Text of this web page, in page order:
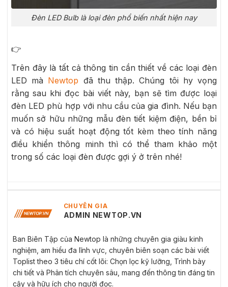
Đèn LED Bulb là loại đèn phổ biến nhất hiện nay
👉
Trên đây là tất cả thông tin cần thiết về các loại đèn
LED mà Newtop đã thu thập. Chúng tôi hy vọng
rằng sau khi đọc bài viết này, bạn sẽ tìm được loại
đèn LED phù hợp với nhu cầu của gia đình. Nếu bạn
muốn sở hữu những mẫu đèn tiết kiệm điện, bền bỉ
và có hiệu suất hoạt động tốt kèm theo tính năng
điều khiển thông minh thì có thể tham khảo một
trong số các loại đèn được gợi ý ở trên nhé!
CHUYÊN GIA
ADMIN NEWTOP.VN
Ban Biên Tập của Newtop là những chuyên gia giàu kinh
nghiệm, am hiểu đa lĩnh vực, chuyên biên soạn các bài viết
Toplist theo 3 tiêu chí cốt lõi: Chọn lọc kỹ lưỡng, Trình bày
chi tiết và Phân tích chuyên sâu, mang đến thông tin đáng tin
cậy và hữu ích cho người đọc.